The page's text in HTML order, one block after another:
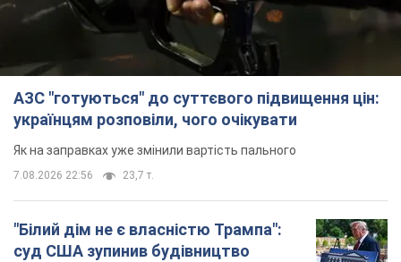
АЗС "готуються" до суттєвого підвищення цін:
українцям розповіли, чого очікувати
Як на заправках уже змінили вартість пального
7.08.2026 22:56 23,7 т.
"Білий дім не є власністю Трампа":
суд США зупинив будівництво